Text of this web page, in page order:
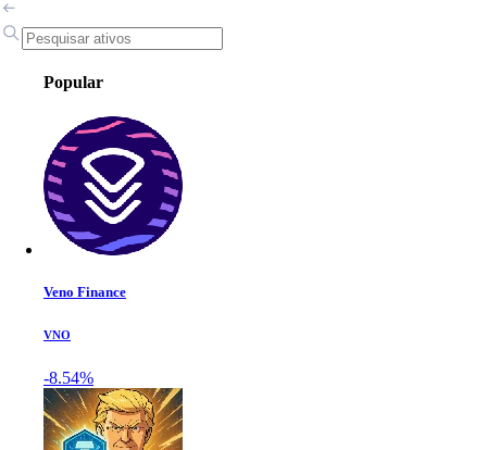
Popular
Veno Finance
VNO
-8.54%